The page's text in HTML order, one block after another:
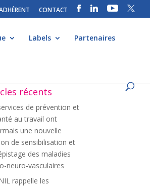
CONTACT
Labels Partenaires
récents
de prévention et
au travail ont
une nouvelle
de sensibilisation et
des maladies
neuro-vasculaires
rappelle les